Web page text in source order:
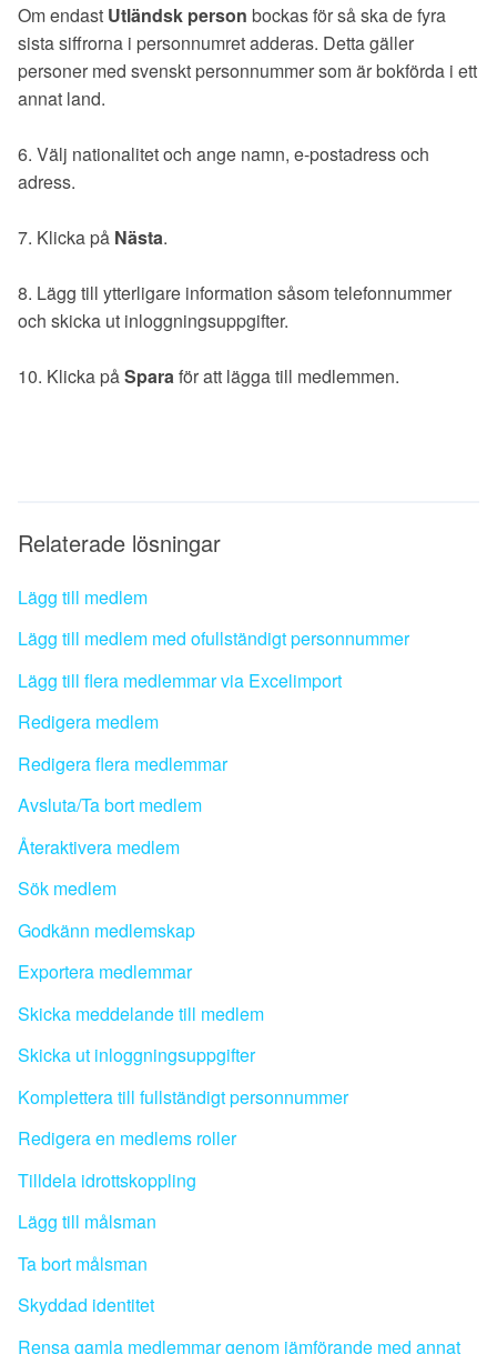
Om endast Utländsk person bockas för så ska de fyra
sista siffrorna i personnumret adderas. Detta gäller
personer med svenskt personnummer som är bokförda i ett
annat land.
6. Välj nationalitet och ange namn, e-postadress och
adress.
7. Klicka på Nästa.
8. Lägg till ytterligare information såsom telefonnummer
och skicka ut inloggningsuppgifter.
10. Klicka påSparaför att lägga till medlemmen.
Relaterade lösningar
Lägg till medlem
Lägg till medlem med ofullständigt personnummer
Lägg till flera medlemmar via Excelimport
Redigera medlem
Redigera flera medlemmar
Avsluta/Ta bort medlem
Återaktivera medlem
Sök medlem
Godkänn medlemskap
Exportera medlemmar
Skicka meddelande till medlem
Skicka ut inloggningsuppgifter
Komplettera till fullständigt personnummer
Redigera en medlems roller
Tilldela idrottskoppling
Lägg till målsman
Ta bort målsman
Skyddad identitet
Rensa gamla medlemmar genom jämförande med annat